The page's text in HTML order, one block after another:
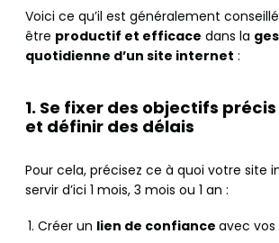
Voici ce qu’il est généralement
être productif et efficace dans la
quotidienne d’un site internet :
1. Se fixer des objectifs
et définir des délais
Pour cela, précisez ce à quoi votre site
servir d’ici 1 mois, 3 mois ou 1 an :
Créer un lien de confiance avec vos